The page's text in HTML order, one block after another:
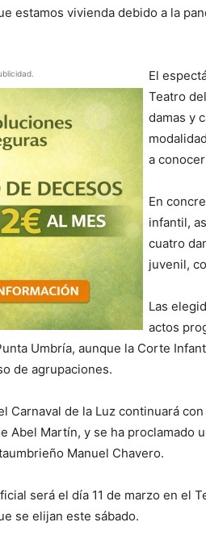
estamos vivienda debido a la
El
Teatro
damas y
a
En
infantil,
cuatro
juvenil,
Las
actos
Umbría, aunque la Corte
de agrupaciones.
Carnaval de la Luz continuará
Abel Martín, y se ha proclamado
Manuel Chavero.
será el día 11 de marzo en el
se elijan este sábado.